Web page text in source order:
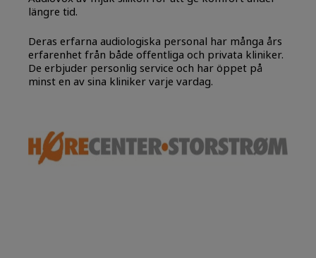
längre tid.
Deras erfarna audiologiska personal har många års
erfarenhet från både offentliga och privata kliniker.
De erbjuder personlig service och har öppet på
minst en av sina kliniker varje vardag.